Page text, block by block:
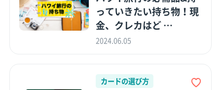
っていきたい持ち物！現
金、クレカはど …
2024.06.05
カードの選び方